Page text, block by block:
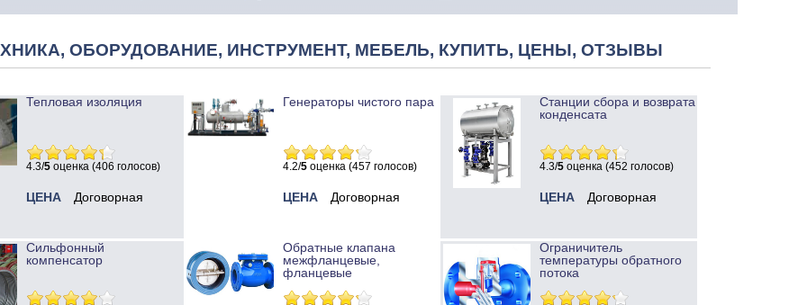
ОБОРУДОВАНИЕ, ИНСТРУМЕНТ, МЕБЕЛЬ, КУПИТЬ, ЦЕНЫ, ОТЗЫВЫ
Тепловая изоляция
4.3/5 оценка (406 голосов)
ЦЕНА Договорная
Генераторы чистого пара
4.2/5 оценка (457 голосов)
ЦЕНА Договорная
Станции сбора и возврата
конденсата
4.3/5 оценка (452 голосов)
ЦЕНА Договорная
Сильфонный
компенсатор
Обратные клапана
межфланцевые,
фланцевые
Ограничитель
температуры обратного
потока